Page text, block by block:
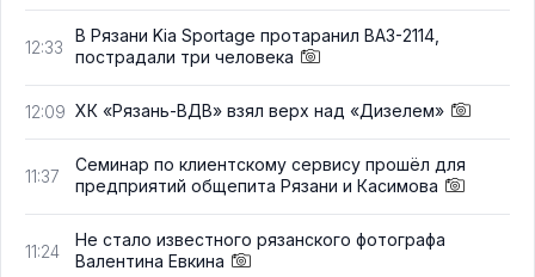
12:33
В Рязани Kia Sportage протаранил ВАЗ-2114,
пострадали три человека
12:09 ХК «Рязань-ВДВ» взял верх над «Дизелем»
11:37
Семинар по клиентскому сервису прошёл для
предприятий общепита Рязани и Касимова
11:24
Не стало известного рязанского фотографа
Валентина Евкина